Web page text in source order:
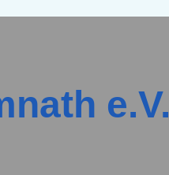
e.V.